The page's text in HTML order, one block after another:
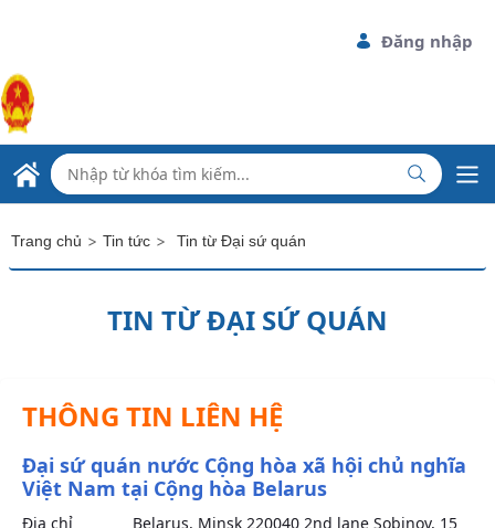
Đăng nhập
ĐẠI SỨ QUÁN VIỆT NAM
TẠI CỘNG HÒA BELARUS
Trang chủ > Tin tức > Tin từ Đại sứ quán
TIN TỪ ĐẠI SỨ QUÁN
THÔNG TIN LIÊN HỆ
Đại sứ quán nước Cộng hòa xã hội chủ nghĩa
Việt Nam tại Cộng hòa Belarus
Địa chỉ
Belarus, Minsk 220040 2nd lane Sobinov, 15